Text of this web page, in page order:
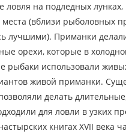
ловля на подледных
(вблизи рыболовных
лучшими). Приманки
орехи, которые в
рыбаки использовали
живой приманки.
делать
для ловли в узких
книгах XVII века